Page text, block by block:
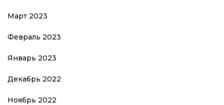
Март 2023
Февраль 2023
Январь 2023
Декабрь 2022
Ноябрь 2022